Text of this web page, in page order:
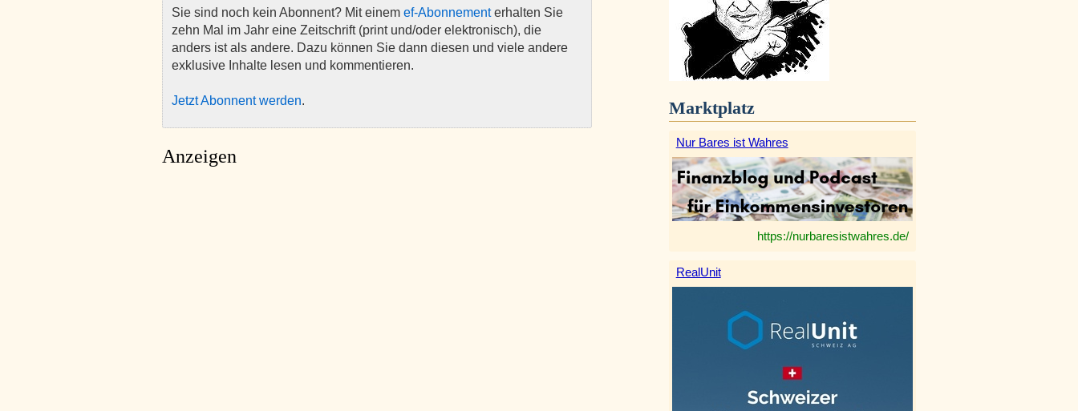
Sie sind noch kein Abonnent? Mit einem ef-Abonnementerhalten Sie
zehn Mal im Jahr eine Zeitschrift (print und/oder elektronisch), die
anders ist als andere. Dazu können Sie dann diesen und viele andere
exklusive Inhalte lesen und kommentieren.
Jetzt Abonnent werden.
Anzeigen
Marktplatz
Nur Bares ist Wahres
https://nurbaresistwahres.de/
RealUnit